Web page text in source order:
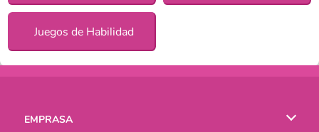
Juegos de Habilidad
EMPRASA